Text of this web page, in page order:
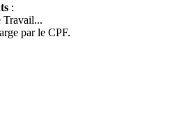
:
Travail...
par le CPF.